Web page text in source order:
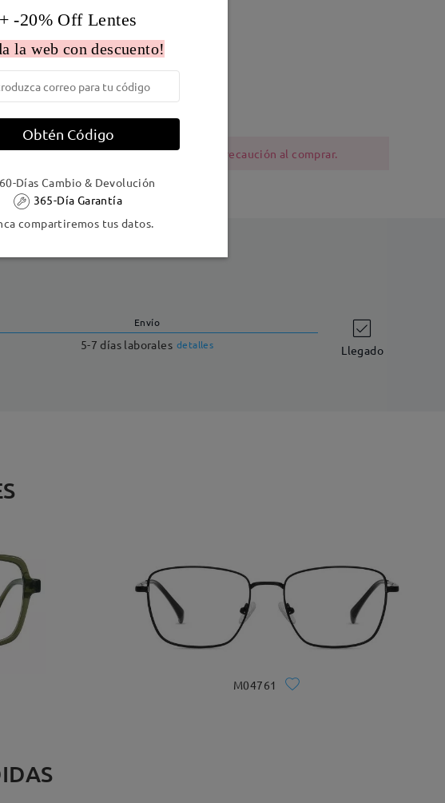
55 mm Peso:
Tr ,Metal
de alergia al níquel deben tener precaución al comprar.
Envío
5-7 días laborales detalles Llegado
M04761
+ -20% Off Lentes
la web con descuento!
Obtén Código
60-Días Cambio & Devolución
365-Día Garantía
compartiremos tus datos.